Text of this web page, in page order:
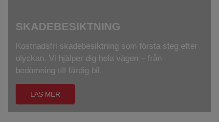
SKADEBESIKTNING
Kostnadsfri skadebesiktning som första steg efter
olyckan. Vi hjälper dig hela vägen – från
bedömning till färdig bil.
LÄS MER